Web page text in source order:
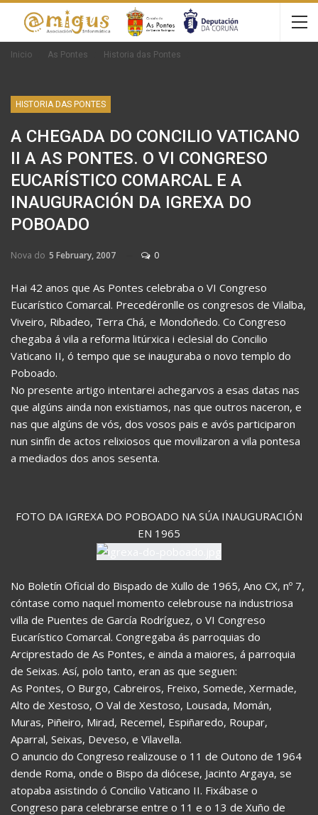
Inicio As Pontes Historia das Pontes
HISTORIA DAS PONTES
A CHEGADA DO CONCILIO VATICANO
II A AS PONTES. O VI CONGRESO
EUCARÍSTICO COMARCAL E A
INAUGURACIÓN DA IGREXA DO
POBOADO
Nova do 5 February, 2007 0
Hai 42 anos que As Pontes celebraba o VI Congreso
Eucarístico Comarcal. Precedéronlle os congresos de Vilalba,
Viveiro, Ribadeo, Terra Chá, e Mondoñedo. Co Congreso
chegaba á vila a reforma litúrxica i eclesial do Concilio
Vaticano II, ó tempo que se inauguraba o novo templo do
Poboado.
No presente artigo intentarei achegarvos a esas datas nas
que algúns ainda non existiamos, nas que outros naceron, e
nas que algúns de vós, dos vosos pais e avós participaron
nun sinfín de actos relixiosos que movilizaron a vila pontesa
a mediados dos anos sesenta.
FOTO DA IGREXA DO POBOADO NA SÚA INAUGURACIÓN
EN 1965
No Boletín Oficial do Bispado de Xullo de 1965, Ano CX, nº 7,
cóntase como naquel momento celebrouse na industriosa
villa de Puentes de García Rodríguez, o VI Congreso
Eucarístico Comarcal. Congregaba ás parroquias do
Arciprestado de As Pontes, e ainda a maiores, á parroquia
de Seixas. Así, polo tanto, eran as que seguen:
As Pontes, O Burgo, Cabreiros, Freixo, Somede, Xermade,
Alto de Xestoso, O Val de Xestoso, Lousada, Momán,
Muras, Piñeiro, Mirad, Recemel, Espiñaredo, Roupar,
Aparral, Seixas, Deveso, e Vilavella.
O anuncio do Congreso realizouse o 11 de Outono de 1964
dende Roma, onde o Bispo da diócese, Jacinto Argaya, se
atopaba asistindo ó Concilio Vaticano II. Fixábase o
Congreso para celebrarse entre o 11 e o 13 de Xuño de